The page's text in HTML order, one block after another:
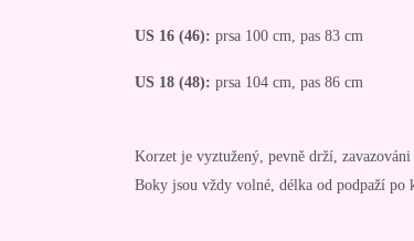
US 16 (46): prsa 100 cm, pas 83 cm
US 18 (48): prsa 104 cm, pas 86 cm
Korzet je vyztužený, pevně drží,
Boky jsou vždy volné, délka od podpaží po